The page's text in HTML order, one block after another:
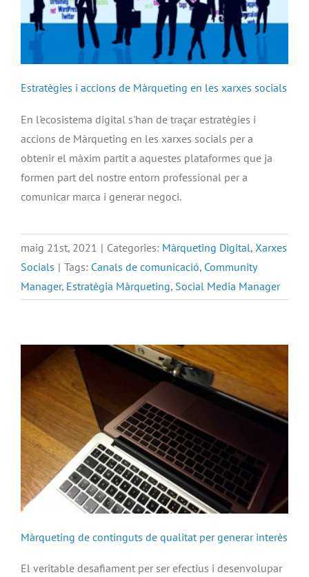
Estratègies i accions de Màrqueting en les xarxes socials
En l'ecosistema digital s'han de traçar estratègies i
accions de Màrqueting en les xarxes socials per a
obtenir el màxim partit a aquestes plataformes que ja
formen part del nostre entorn professional per a
comunicar marca i generar negoci.
maig 21st, 2021 | Categories: Màrqueting Digital, Xarxes
Socials | Tags: Canals de comunicació, Community
Manager, Estratègia Màrqueting, Social Media Manager
Màrqueting de continguts de qualitat per generar interès
El veritable desafiament per ser efectius i desenvolupar